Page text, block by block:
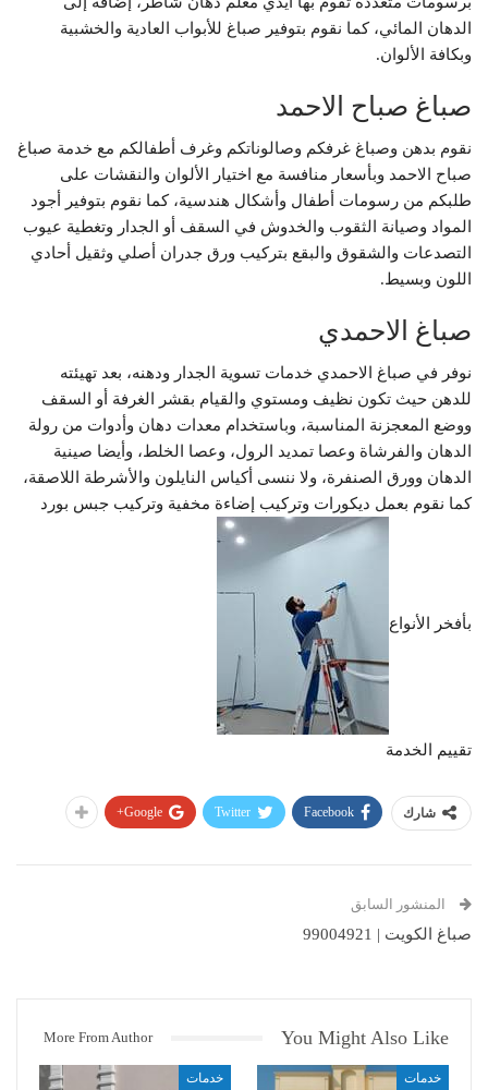
الدهان المائي، كما نقوم بتوفير صباغ للأبواب العادية والخشبية
وبكافة الألوان.
صباغ صباح الاحمد
نقوم بدهن وصباغ غرفكم وصالوناتكم وغرف أطفالكم مع خدمة صباغ
صباح الاحمد وبأسعار منافسة مع اختيار الألوان والنقشات على
طلبكم من رسومات أطفال وأشكال هندسية، كما نقوم بتوفير أجود
المواد وصيانة الثقوب والخدوش في السقف أو الجدار وتغطية عيوب
التصدعات والشقوق والبقع بتركيب ورق جدران أصلي وثقيل أحادي
اللون وبسيط.
صباغ الاحمدي
نوفر في صباغ الاحمدي خدمات تسوية الجدار ودهنه، بعد تهيئته
للدهن حيث تكون نظيف ومستوي والقيام بقشر الغرفة أو السقف
ووضع المعجزنة المناسبة، وباستخدام معدات دهان وأدوات من رولة
الدهان والفرشاة وعصا تمديد الرول، وعصا الخلط، وأيضا صينية
الدهان وورق الصنفرة، ولا ننسى أكياس النايلون والأشرطة اللاصقة،
كما نقوم بعمل ديكورات وتركيب إضاءة مخفية وتركيب جبس بورد
بأفخر الأنواع
تقييم الخدمة
شارك Facebook
Twitter
Google+
المنشور السابق
صباغ الكويت | 99004921
You Might Also Like
More From Author
خدمات خدمات